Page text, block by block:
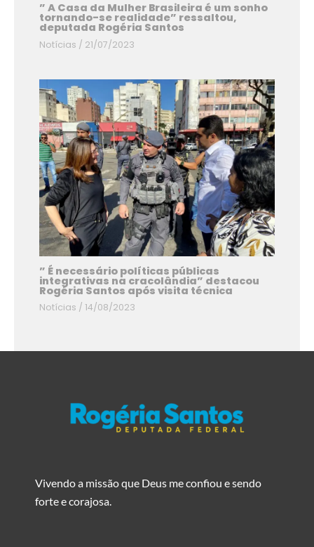
” A Casa da Mulher Brasileira é um sonho
tornando-se realidade” ressaltou,
deputada Rogéria Santos
Notícias / 21/07/2023
” É necessário políticas públicas
integrativas na cracolândia” destacou
Rogéria Santos após visita técnica
Notícias /14/08/2023
Vivendo a missão que Deus me confiou e sendo
forte e corajosa.